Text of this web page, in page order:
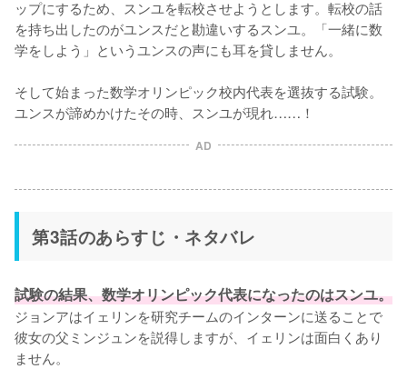
ップにするため、スンユを転校させようとします。転校の話
を持ち出したのがユンスだと勘違いするスンユ。「一緒に数
学をしよう」というユンスの声にも耳を貸しません。
そして始まった数学オリンピック校内代表を選抜する試験。
ユンスが諦めかけたその時、スンユが現れ……！
AD
第3話のあらすじ・ネタバレ
試験の結果、数学オリンピック代表になったのはスンユ。
ジョンアはイェリンを研究チームのインターンに送ることで
彼女の父ミンジュンを説得しますが、イェリンは面白くあり
ません。